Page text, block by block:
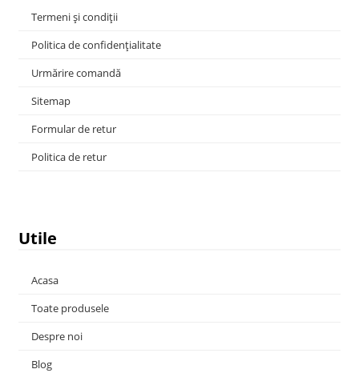
Termeni și condiții
Politica de confidențialitate
Urmărire comandă
Sitemap
Formular de retur
Politica de retur
Utile
Acasa
Toate produsele
Despre noi
Blog